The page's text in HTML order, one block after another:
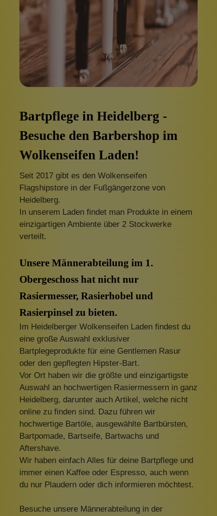
Bartpflege in Heidelberg -
Besuche den Barbershop im
Wolkenseifen Laden!
Seit 2017 gibt es den Wolkenseifen
Flagshipstore in der Fußgängerzone von
Heidelberg.
In unserem Laden findet man Produkte in einem
einzigartigen Ambiente über 2 Stockwerke
verteilt.
Unsere Männerabteilung im 1.
Obergeschoss hat nicht nur
Rasiermesser, Rasierhobel und
Rasierpinsel zu bieten.
Im Heidelberger Wolkenseifen Laden findest du
eine große Auswahl exklusiver
Bartplegeprodukte für eine Gentlemen Rasur
oder den gepflegten Hipster-Bart.
Vor Ort haben wir die größte und einzigartigste
Auswahl an hochwertigen Rasiermessern in ganz
Heidelberg, darunter auch Artikel, welche nicht
online zu finden sind. Dazu führen wir
hochwertige Bartöle, ausgewählte Bartbürsten,
Bartpomade, Bartseife, Bartwachs und
Aftershave.
Wir haben einfach Alles für deine Bartpflege und
immer einen Kaffee oder Espresso, auch wenn
du nur Plaudern oder dich informieren möchtest.
Besuche unsere Männerabteilung in der